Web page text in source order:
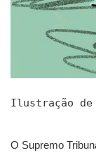
Ilustração de
O Supremo